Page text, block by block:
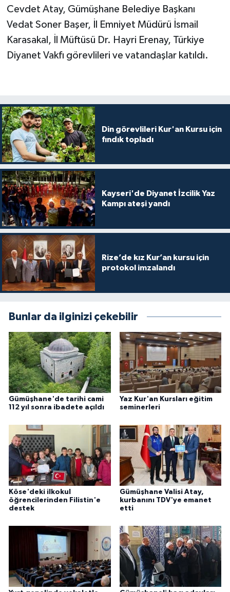
Cevdet Atay, Gümüşhane Belediye Başkanı
Vedat Soner Başer, İl Emniyet Müdürü İsmail
Karasakal, İl Müftüsü Dr. Hayri Erenay, Türkiye
Diyanet Vakfı görevlileri ve vatandaşlar katıldı.
Din görevlileri Kur'an Kursu için
fındık topladı
Kayseri'de Diyanet İzcilik Yaz
Kampı ateşi yandı
Rize’de kız Kur’an kursu için
protokol imzalandı
Bunlar da ilginizi çekebilir
Gümüşhane'de tarihi cami
112 yıl sonra ibadete açıldı
Yaz Kur'an Kursları eğitim
seminerleri
Köse'deki ilkokul
öğrencilerinden Filistin'e
destek
Gümüşhane Valisi Atay,
kurbanını TDV'ye emanet
etti
Erzincan Müftülüğü
Erzurum Müftülüğü
Eskişehir Müftülüğü
Giresun Müftülüğü
Gümüşhane Müftülüğü
Hakkari Müftülüğü
Hatay Müftülüğü
Iğdır Müftülüğü
Isparta Müftülüğü
İstanbul Müftülüğü
Kahramanmaraş Müftülüğü
Karabük Müftülüğü
Karaman Müftülüğü
Kars Müftülüğü
Kastamonu Müftülüğü
Kayseri Müftülüğü
Kilis Müftülüğü
Kırıkkale Müftülüğü
Kırklareli Müftülüğü
Kırşehir Müftülüğü
Kocaeli Müftülüğü